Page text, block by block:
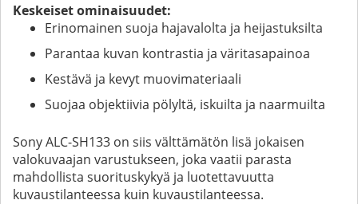
Keskeiset ominaisuudet:
Erinomainen suoja hajavalolta ja heijastuksilta
Parantaa kuvan kontrastia ja väritasapainoa
Kestävä ja kevyt muovimateriaali
Suojaa objektiivia pölyltä, iskuilta ja naarmuilta
Sony ALC-SH133 on siis välttämätön lisä jokaisen
valokuvaajan varustukseen, joka vaatii parasta
mahdollista suorituskykyä ja luotettavuutta
kuvaustilanteessa kuin kuvaustilanteessa.